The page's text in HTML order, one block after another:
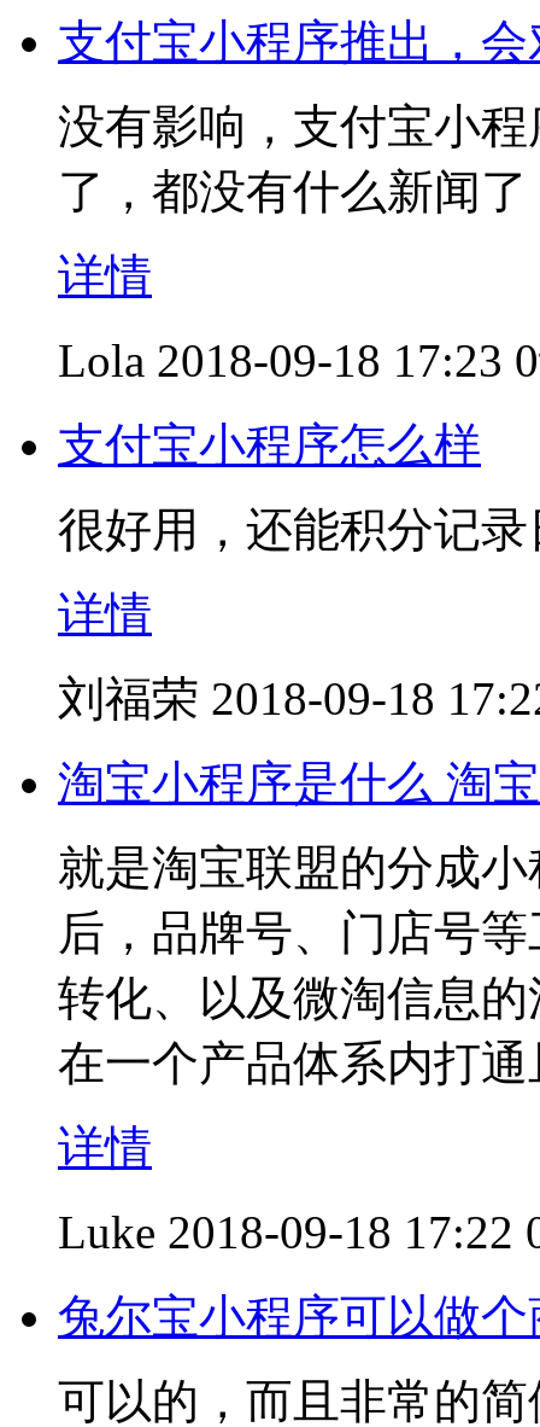
支付宝小程序推出，
没有影响，支付宝小
了，都没有什么新闻了
详情
Lola 2018-09-18 17:23
支付宝小程序怎么样
很好用，还能积分记
详情
刘福荣 2018-09-18
淘宝小程序是什么 淘
就是淘宝联盟的分成
后，品牌号、门店号
转化、以及微淘信息
在一个产品体系内打
详情
Luke 2018-09-18 17:22
兔尔宝小程序可以做
可以的，而且非常的